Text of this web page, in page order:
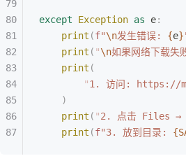
except Exception as e:
    print
(f"\n发生错误: {e}
    print
( "\n如果网络下载失
    print
(
        "
1. 访问: https://
    )
    print
( "2. 点击 Files
    print
(f"3. 放到目录: